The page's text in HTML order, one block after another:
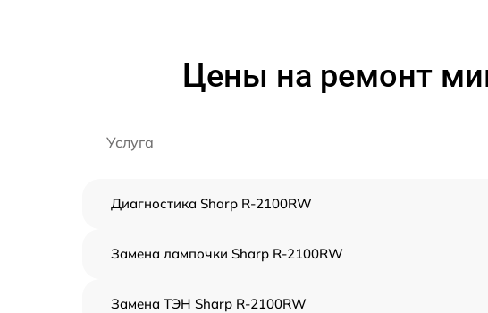
Цены на ремонт
Услуга
Диагностика Sharp R-2100RW
Замена лампочки Sharp R-2100RW
Замена ТЭН Sharp R-2100RW